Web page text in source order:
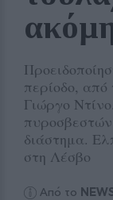
περίοδο,
Γιώργο
πυροσβεστών
διάστημα.
στη Λέσβο
Από το